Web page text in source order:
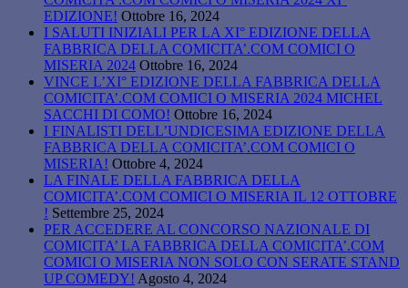
EDIZIONE! Ottobre 16, 2024
I SALUTI INIZIALI PER LA XI° EDIZIONE DELLA
FABBRICA DELLA COMICITA’.COM COMICI O
MISERIA 2024 Ottobre 16, 2024
VINCE L’XI° EDIZIONE DELLA FABBRICA DELLA
COMICITA’.COM COMICI O MISERIA 2024 MICHEL
SACCHI DI COMO! Ottobre 16, 2024
I FINALISTI DELL’UNDICESIMA EDIZIONE DELLA
FABBRICA DELLA COMICITA’.COM COMICI O
MISERIA! Ottobre 4, 2024
LA FINALE DELLA FABBRICA DELLA
COMICITA’.COM COMICI O MISERIA IL 12 OTTOBRE
! Settembre 25, 2024
PER ACCEDERE AL CONCORSO NAZIONALE DI
COMICITA’ LA FABBRICA DELLA COMICITA’.COM
COMICI O MISERIA NON SOLO CON SERATE STAND
UP COMEDY! Agosto 4, 2024